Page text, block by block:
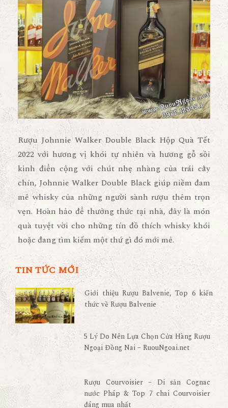
Rượu Johnnie Walker Double Black Hộp Quà Tết
2022 với hương vị khói tự nhiên và hương gỗ sồi
kinh điển cộng với chút nhẹ nhàng của trái cây
chín, Johnnie Walker Double Black giúp niềm đam
mê whisky của những người sành rượu thêm trọn
vẹn. Hoàn hảo để thưởng thức tại nhà, đây là món
quà tuyệt vời cho những tín đồ thích whisky khói
hoặc đang tìm kiếm một thứ gì đó mới mẻ.
TIN TỨC MỚI
Giới thiệu Rượu Balvenie, Top 6 kiến
thức về Rượu Balvenie
5 Lý Do Nên Lựa Chọn Cửa Hàng Rượu
Ngoại Đồng Nai – RuouNgoai.net
Rượu Courvoisier – Di sản Cognac
nước Pháp & Top 7 chai Courvoisier
đáng mua nhất